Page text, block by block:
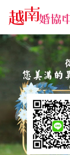
越南新娘